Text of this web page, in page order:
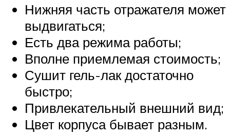
Нижняя часть отражателя может
выдвигаться;
Есть два режима работы;
Вполне приемлемая стоимость;
Сушит гель-лак достаточно
быстро;
Привлекательный внешний вид;
Цвет корпуса бывает разным.